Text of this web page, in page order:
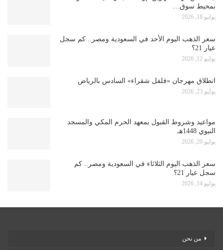
بمحيط سوق…
يوليو 18, 2026
سعر الذهب اليوم الأحد في السعودية ومصر.. كم سجل
عيار 21؟
يوليو 12, 2026
انطلاق مهرجان «فلفل شقراء» السادس بالرياض
يوليو 23, 2026
مواعيد وشروط القبول بمعهد الحرم المكي والمسجد
النبوي 1448هـ
يوليو 20, 2026
سعر الذهب اليوم الثلاثاء في السعودية ومصر.. كم
سجل عيار 21؟
يوليو 14, 2026
من نحن